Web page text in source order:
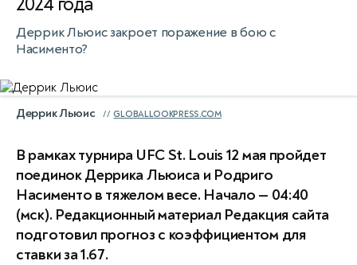
Деррик Льюис закроет поражение в бою с
Насименто?
Деррик Льюис GLOBALLOOKPRESS.COM
В рамках турнира UFC St. Louis 12 мая пройдет
поединок Деррика Льюиса и Родриго
Насименто в тяжелом весе. Начало — 04:40
(мск). Редакционный материал Редакция сайта
подготовил прогноз с коэффициентом для
ставки за 1.67.